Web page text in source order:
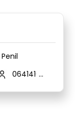
0641410262